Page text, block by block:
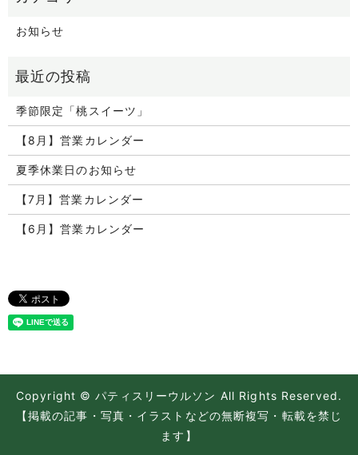
お知らせ
季節限定「桃スイーツ」
【8月】営業カレンダー
夏季休業日のお知らせ
【7月】営業カレンダー
【6月】営業カレンダー
Copyright © パティスリーウルソン All Rights Reserved.
【掲載の記事・写真・イラストなどの無断複写・転載を禁じ
ます】